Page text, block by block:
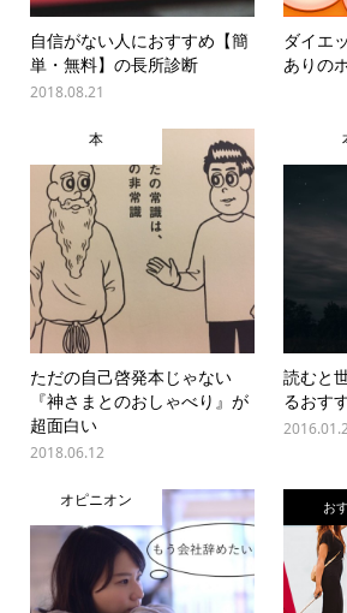
自信がない人におすすめ【簡
単・無料】の長所診断
2018.08.21
ダイエ
ありの
本
ただの自己啓発本じゃない
『神さまとのおしゃべり』が
超面白い
2018.06.12
読むと
るおす
オピニオン お